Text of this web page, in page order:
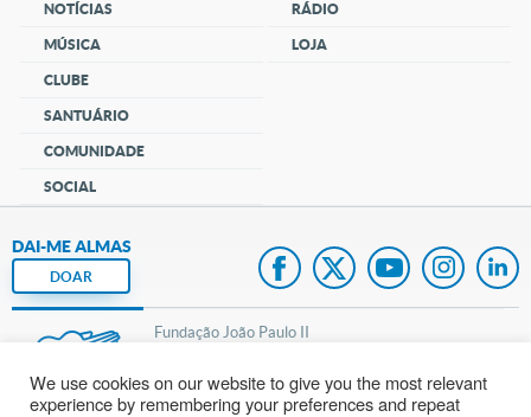
NOTÍCIAS
MÚSICA
CLUBE
SANTUÁRIO
COMUNIDADE
SOCIAL
RÁDIO
LOJA
DAI-ME ALMAS
DOAR
Fundação João Paulo II
Pedido de Oração
We use cookies on our website to give you the most relevant
experience by remembering your preferences and repeat